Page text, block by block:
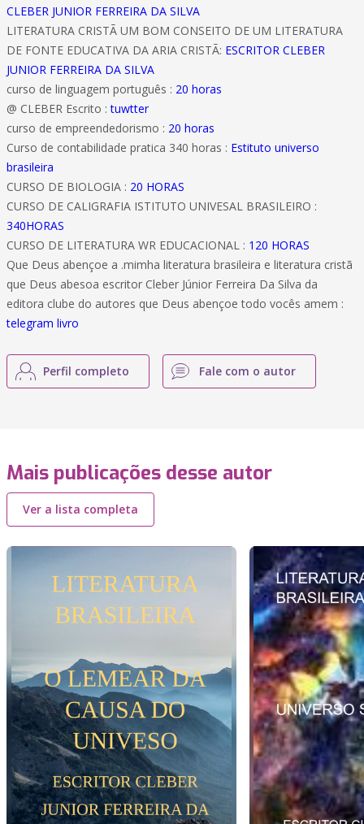
CLEBER JUNIOR FERREIRA DA SILVA
LITERATURA CRISTÃ UM BOM CONSEITO DE UM LITERATURA
DE FONTE EDUCATIVA DA ARIA CRISTÃ: ESCRITOR CLEBER
JUNIOR FERREIRA DA SILVA
curso de linguagem português : 20 horas
@ CLEBER Escrito :tuwtter
curso de empreendedorismo : 20 horas
Curso de contabilidade pratica 340 horas : Estituto universo
brasileira
CURSO DE BIOLOGIA : 20 HORAS
CURSO DE CALIGRAFIA ISTITUTO UNIVESAL BRASILEIRO :
340HORAS
CURSO DE LITERATURA WR EDUCACIONAL : 120 HORAS
Que Deus abençoe a .mimha literatura brasileira e literatura cristã
que Deus abesoa escritor Cleber Júnior Ferreira Da Silva da
editora clube do autores que Deus abençoe todo vocês amem :
telegram livro
Perfil completo Fale com o autor
Mais publicações desse autor
Ver a lista completa